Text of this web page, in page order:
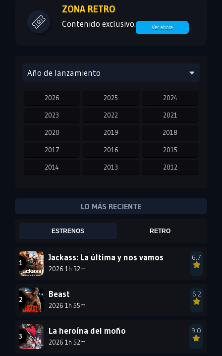
ZONA RETRO
Contenido exclusivo. Ver ahora
Año de lanzamiento
2026 2025 2024
2023 2022 2021
2020 2019 2018
2017 2016 2015
2014 2013 2012
2007
1999 1998 1997
1996
1990
1984
LO MÁS RECIENTE
ESTRENOS RETRO
Jackass: La última y nos vamos
2026 1h 32m
6.7
Beast
2026 1h 55m
6.2
La heroína del moño
2026 1h 52m
9.0